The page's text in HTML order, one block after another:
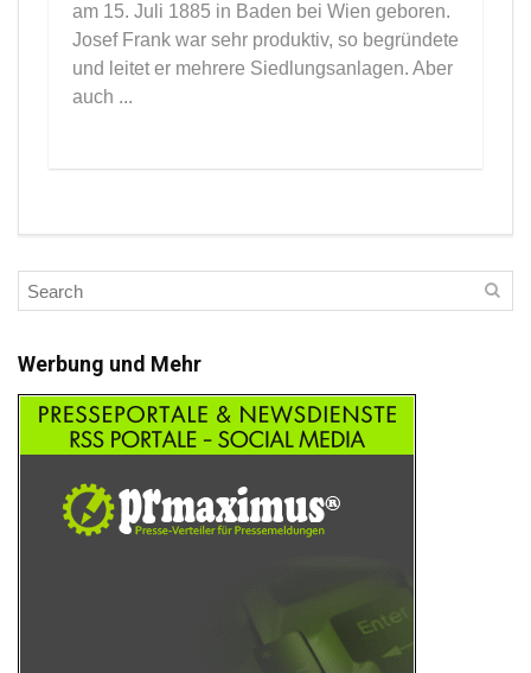
am 15. Juli 1885 in Baden bei Wien geboren.
Josef Frank war sehr produktiv, so begründete
und leitet er mehrere Siedlungsanlagen. Aber
auch ...
Werbung und Mehr